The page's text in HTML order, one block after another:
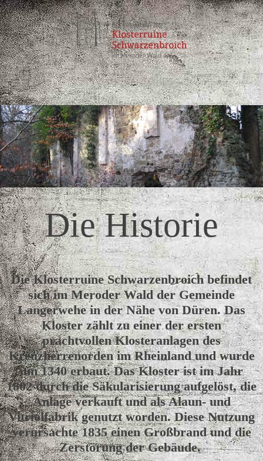
Die Historie
Die Klosterruine Schwarzenbroich befindet
sich im Meroder Wald der Gemeinde
Langerwehe in der Nähe von Düren. Das
Kloster zählt zu einer der ersten
prachtvollen Klosteranlagen des
Kreuzherrenorden im Rheinland und wurde
um 1340 erbaut. Das Kloster ist im Jahr
1802 durch die Säkularisierung aufgelöst, die
Anlage verkauft und als Alaun- und
Vitriolfabrik genutzt worden. Diese Nutzung
verursachte 1835 einen Großbrand und die
Zerstörung der Gebäude.